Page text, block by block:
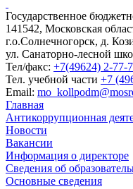
Государственное
141542, Московская
г.о.Солнечногорск, д.
ул. Санаторно-лесной
Тел/факс: +7(49624) 2-77-
Тел. учебной части +7
Email:
Главная
Антикоррупционная
Новости
Вакансии
Информация о директоре
Сведения об
Основные сведения